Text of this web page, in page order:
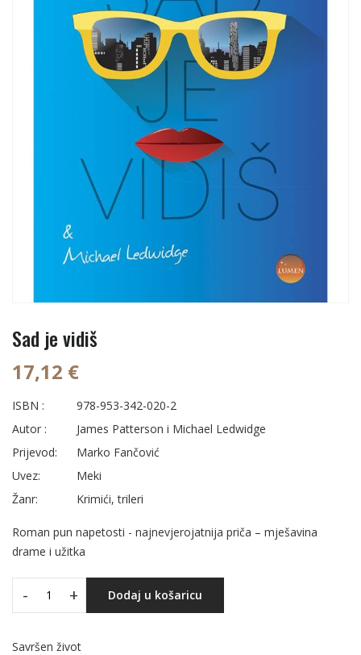
Sad je vidiš
17,12 €
ISBN :
978-953-342-020-2
Autor :
James Patterson i Michael Ledwidge
Prijevod:
Marko Fančović
Uvez:
Meki
Žanr:
Krimići, trileri
Roman pun napetosti - najnevjerojatnija priča – mješavina
drame i užitka
- + Dodaj u košaricu
Savršen život